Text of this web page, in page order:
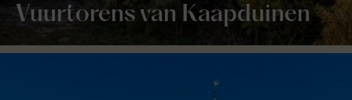
Vuurtorens van Kaapduinen